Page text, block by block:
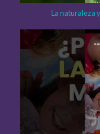
La naturaleza